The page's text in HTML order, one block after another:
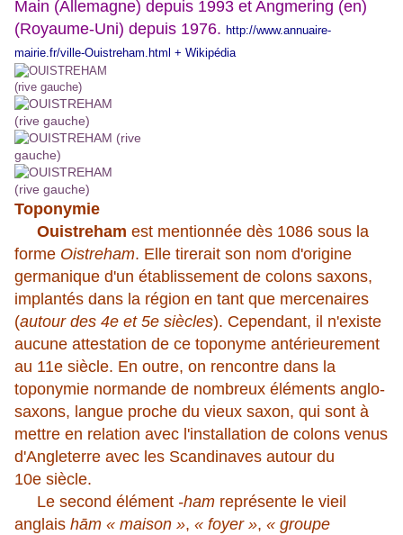
Main (Allemagne) depuis 1993 et Angmering (en)
(Royaume-Uni) depuis 1976. http://www.annuaire-
mairie.fr/ville-Ouistreham.html + Wikipédia
Toponymie
Ouistreham est mentionnée dès 1086 sous la
forme Oistreham. Elle tirerait son nom d'origine
germanique d'un établissement de colons saxons,
implantés dans la région en tant que mercenaires
(autour des 4e et 5e siècles). Cependant, il n'existe
aucune attestation de ce toponyme antérieurement
au 11e siècle. En outre, on rencontre dans la
toponymie normande de nombreux éléments anglo-
saxons, langue proche du vieux saxon, qui sont à
mettre en relation avec l'installation de colons venus
d'Angleterre avec les Scandinaves autour du
10e siècle.
Le second élément -ham représente le vieil
anglais hām « maison », « foyer », « groupe